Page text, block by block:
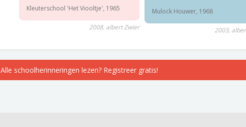
Kleuterschool 'Het Viooltje', 1965
2008, albert Zwier
Mulock Houwer, 1968
2003,
Alle schoolherinneringen lezen? Registreer gratis!